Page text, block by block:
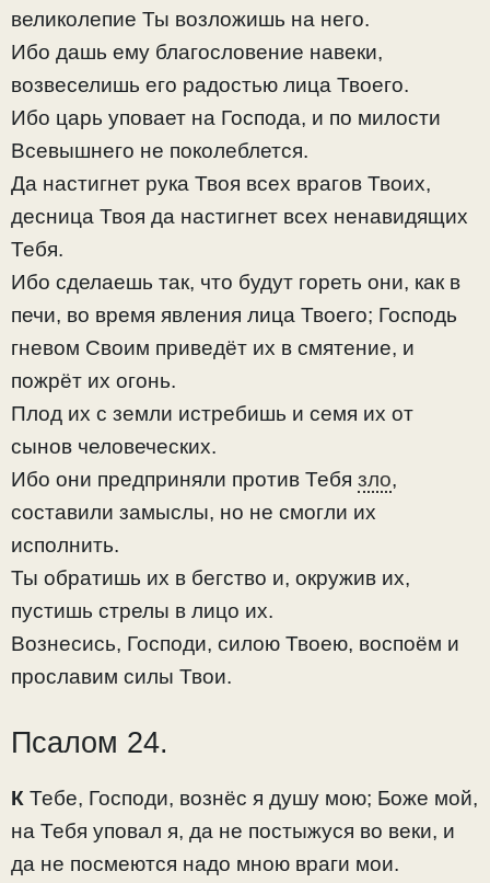
великолепие Ты возложишь на него.
Ибо дашь ему благословение навеки,
возвеселишь его радостью лица Твоего.
Ибо царь уповает на Господа, и по милости
Всевышнего не поколеблется.
Да настигнет рука Твоя всех врагов Твоих,
десница Твоя да настигнет всех ненавидящих
Тебя.
Ибо сделаешь так, что будут гореть они, как в
печи, во время явления лица Твоего; Господь
гневом Своим приведёт их в смятение, и
пожрёт их огонь.
Плод их с земли истребишь и семя их от
сынов человеческих.
Ибо они предприняли против Тебя зло,
составили замыслы, но не смогли их
исполнить.
Ты обратишь их в бегство и, окружив их,
пустишь стрелы в лицо их.
Вознесись, Господи, силою Твоею, воспоём и
прославим силы Твои.
Псалом 24.
К Тебе, Господи, вознёс я душу мою; Боже мой,
на Тебя уповал я, да не постыжуся во веки, и
да не посмеются надо мною враги мои.